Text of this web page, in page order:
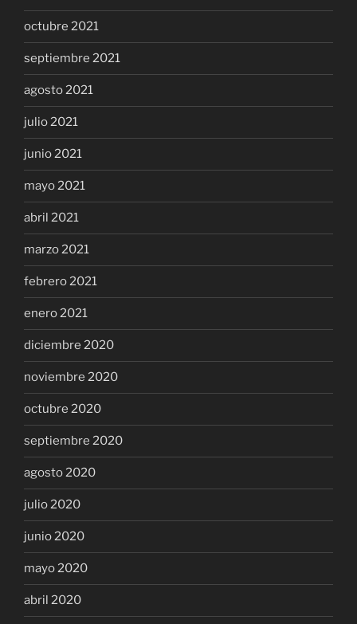
octubre 2021
septiembre 2021
agosto 2021
julio 2021
junio 2021
mayo 2021
abril 2021
marzo 2021
febrero 2021
enero 2021
diciembre 2020
noviembre 2020
octubre 2020
septiembre 2020
agosto 2020
julio 2020
junio 2020
mayo 2020
abril 2020